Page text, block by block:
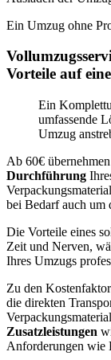
Ein Umzug ohne
Vorteile auf
Ein
umfassende
Umzug
Ab 60€
Durchführung
bei Bedarf auch um
Die Vorteile eines
Zeit und Nerven,
Ihres Umzugs
Zu den
die direkten
Zusatzleistungen
Anforderungen wie